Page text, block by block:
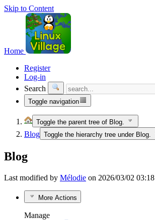
Skip to Content
Home
Register
Log-in
Search
Toggle navigation
Toggle the parent tree of Blog.
Blog Toggle the hierarchy tree under Blog.
Blog
Last modified by Mélodie on 2026/03/02 03:18
More Actions
Manage